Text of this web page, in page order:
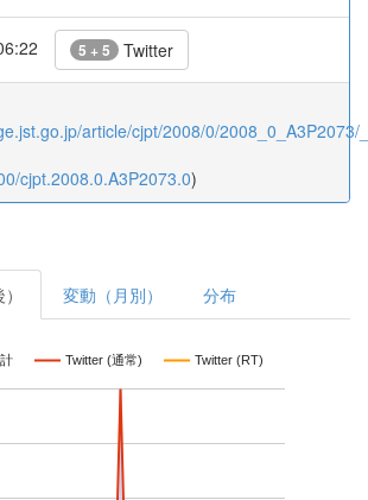
5 + 5 Twitter
article/cjpt/2008/0/2008_0_A3P2073/
cjpt.2008.0.A3P2073.0)
変動（月別） 分布
Twitter (通常) Twitter (RT)